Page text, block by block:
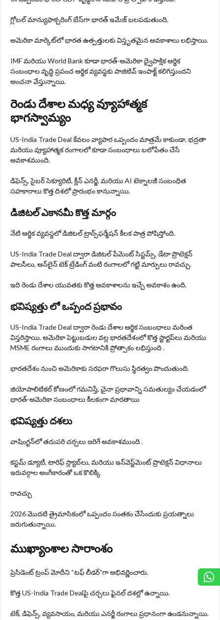
గ్లోబల్ మాన్యుఫాక్చరింగ్ బేస్‌గా భారత్‌ ఇమేజ్‌ బలపడుతుంది.
అమెరికా మార్కెట్‌లో భారత ఉత్పత్తులకు విస్తృతమైన అవకాశాలు లభిస్తాయి.
IMF మరియు World Bank కూడా భారత్‌-అమెరికా ద్వైపాక్షిక ఆర్థిక
సంబంధాల వృద్ధి ప్రపంచ ఆర్థిక వ్యవస్థకు పాజిటివ్ ఇంపాక్ట్ కలిగిస్తుందని
అంచనా వేస్తున్నాయి.
రెండు దేశాల మధ్య వ్యూహాత్మక
భాగస్వామ్యం
US-India Trade Deal కేవలం వ్యాపార ఒప్పందం మాత్రమే కాకుండా, భద్రతా
మరియు వ్యూహాత్మక రంగాలలో కూడా సంబంధాలు బలోపేతం చేసే
అవకాశముంది.
డిఫెన్స్‌, సైబర్‌ సెక్యూరిటీ, క్లీన్ ఎనర్జీ, మరియు AI టెక్నాలజీ సంబంధిత
సహకారాలు కొత్త దిశలో ప్రారంభం కానున్నాయి.
డిజిటల్ ఎకానమీ కొత్త మార్గం
నేటి ఆర్థిక వ్యవస్థలో డిజిటల్ ట్రాన్స్‌ఫర్మేషన్ కీలక పాత్ర పోషిస్తోంది.
US-India Trade Deal ద్వారా డిజిటల్ పేమెంట్ సిస్టమ్స్‌, డేటా ప్రొటెక్షన్
పాలసీలు, ఆన్‌లైన్ టెక్ ట్రేడింగ్ వంటి రంగాలలో గట్టి మార్పులు రావచ్చు.
ఇది రెండు దేశాల యువతకు కొత్త అవకాశాలను ఇచ్చే అవకాశం ఉంది.
భవిష్యత్తు లో ఒప్పంద ప్రభావం
US-India Trade Deal ద్వారా రెండు దేశాల ఆర్థిక సంబంధాలు మరింత
విస్తరిస్తాయి. అమెరికా పెట్టుబడుల వల్ల భారతదేశంలో కొత్త స్టార్టప్‌లు మరియు
MSME రంగాలు ముందుకు సాగటానికి ప్రోత్సాకం లభిస్తుంది .
భారతదేశం నుంచి అమెరికాకు సరఫరా గొలుసు స్థిరత్వం పొందుతుంది.
జియోపాలిటికల్ కోణంలో గమనిస్తే, చైనా ప్రభావాన్ని సమతుల్యం చేయడంలో
భారత్‌-అమెరికా సంబంధాలు కీలకంగా మారతాయి
భవిష్యత్తు దశలు
వాషింగ్టన్‌లో తదుపరి చర్చలు జరిగే అవకాశముంది .
కస్టమ్ డ్యూటీ, టారిఫ్‌ స్ల్యాబ్‌లు, మరియు ఇన్‌వెస్ట్‌మెంట్ ప్రొటెక్షన్ విధానాలు
ఇరువర్గాల అంగీకారంతో ఒక కొలిక్కి
రావచ్చు
2026 మొదటి త్రైమాసికంలో ఒప్పందం సంతకం చేసేందుకు ప్రయత్నాలు
జరుగుతున్నాయి.
ముఖ్యాంశాల సారాంశం
ప్రెసిడెంట్ ట్రంప్‌ మోదీని “టఫ్ లీడర్‌”గా అభివర్ణించారు.
కొత్త US-India Trade Deal‌పై చర్చలు ఫైనల్‌ దశల్లో ఉన్నాయి.
టెక్‌, డిఫెన్స్‌, వ్యవసాయం, మరియు ఎనర్జీ రంగాలు ప్రధానంగా ఉండనున్నాయి.